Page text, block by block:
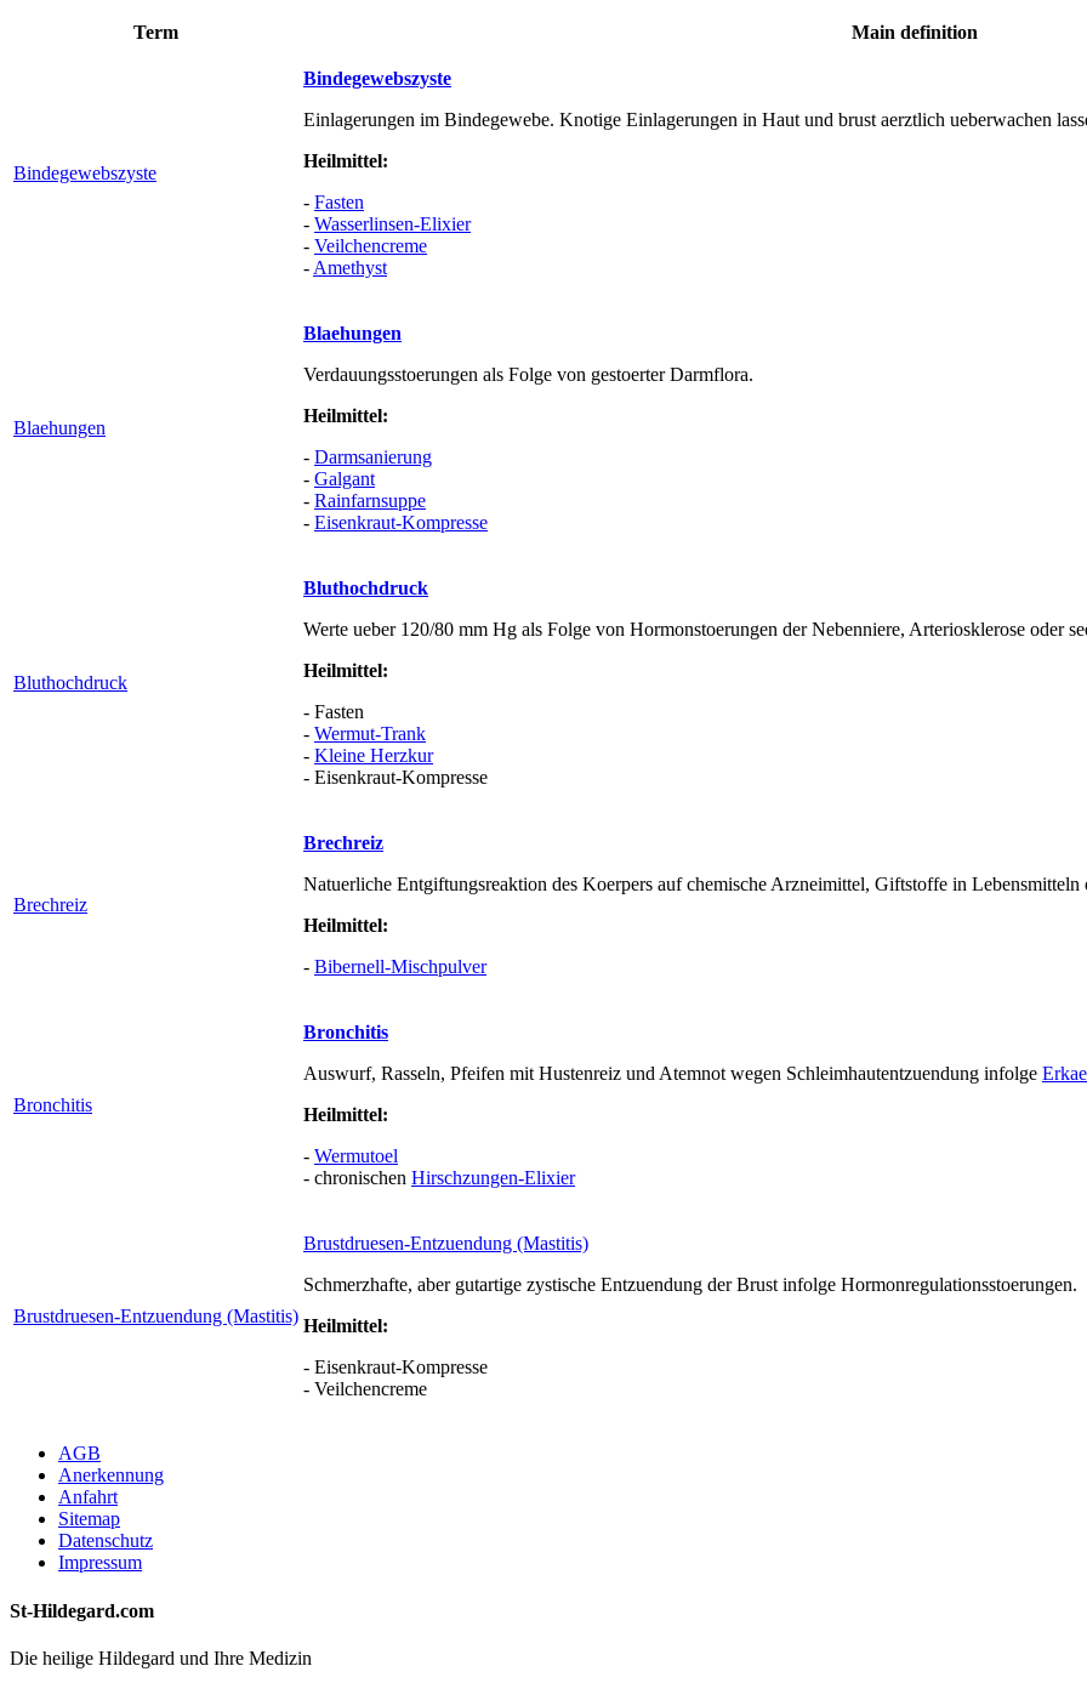
Term Main definition
Bindegewebszyste
Bindegewebszyste
Einlagerungen im Bindegewebe. Knotige Einlagerungen in Haut und brust aerztlich ueberwachen
Heilmittel:
- Fasten
- Wasserlinsen-Elixier
- Veilchencreme
-Amethyst
Blaehungen
Blaehungen
Verdauungsstoerungen als Folge von gestoerter Darmflora.
Heilmittel:
- Darmsanierung
- Galgant
- Rainfarnsuppe
- Eisenkraut-Kompresse
Bluthochdruck
Bluthochdruck
Werte ueber 120/80 mm Hg als Folge von Hormonstoerungen der Nebenniere, Arteriosklerose oder
Heilmittel:
- Fasten
- Wermut-Trank
- Kleine Herzkur
- Eisenkraut-Kompresse
Brechreiz
Brechreiz
Natuerliche Entgiftungsreaktion des Koerpers auf chemische Arzneimittel, Giftstoffe in
Heilmittel:
- Bibernell-Mischpulver
Bronchitis
Bronchitis
Auswurf, Rasseln, Pfeifen mit Hustenreiz und Atemnot wegen Schleimhautentzuendung infolge
Heilmittel:
- Wermutoel
- chronischen Hirschzungen-Elixier
Brustdruesen-Entzuendung (Mastitis)
Brustdruesen-Entzuendung (Mastitis)
Schmerzhafte, aber gutartige zystische Entzuendung der Brust infolge Hormonregulationsstoerungen.
Heilmittel:
- Eisenkraut-Kompresse
- Veilchencreme
AGB
Anerkennung
Anfahrt
Sitemap
Datenschutz
Impressum
St-Hildegard.com
Die heilige Hildegard und Ihre Medizin